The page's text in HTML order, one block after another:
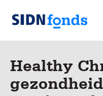
Sla de navigatie
SIDN
fonds
Healthy